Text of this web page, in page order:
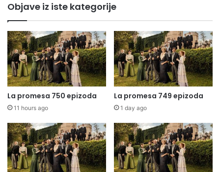
Objave iz iste kategorije
La promesa 750 epizoda
11 hours ago
La promesa 749 epizoda
1 day ago